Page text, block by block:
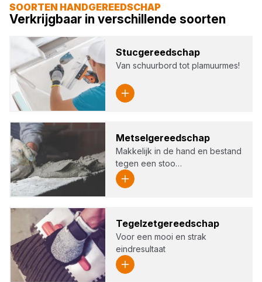
SOORTEN HANDGEREEDSCHAP
Verkrijgbaar in verschillende soorten
Stuc­ge­reed­schap
Van schuurbord tot plamuurmes!
Met­sel­ge­reed­schap
Makkelijk in de hand en bestand
tegen een stoo…
Tegel­zet­ge­reed­schap
Voor een mooi en strak
eindresultaat